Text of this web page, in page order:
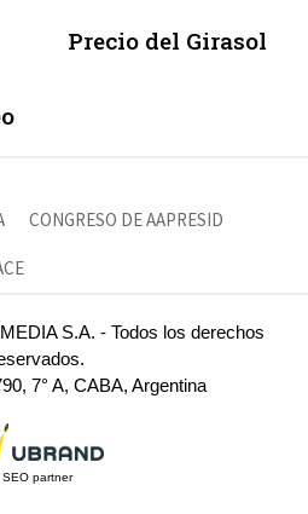
Precio del Girasol
CONGRESO DE AAPRESID
S.A. - Todos los derechos
7° A, CABA, Argentina
SEO partner